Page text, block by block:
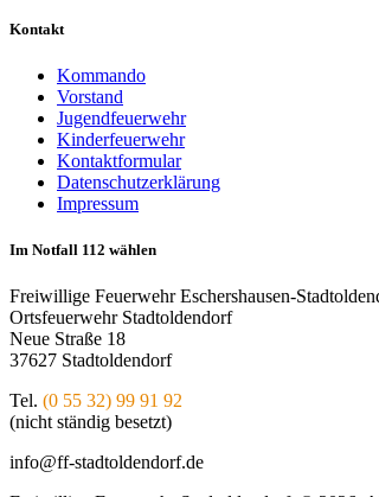
Kontakt
Kommando
Vorstand
Jugendfeuerwehr
Kinderfeuerwehr
Kontaktformular
Datenschutzerklärung
Impressum
Im Notfall 112 wählen
Freiwillige Feuerwehr Eschershausen-
Ortsfeuerwehr Stadtoldendorf
Neue Straße 18
37627 Stadtoldendorf
Tel. (0 55 32) 99 91 92
(nicht ständig besetzt)
info@ff-stadtoldendorf.de